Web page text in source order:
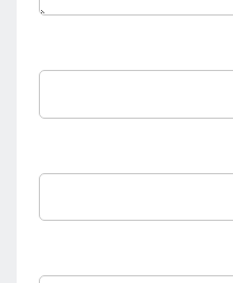
کالا دریافت نمایید.